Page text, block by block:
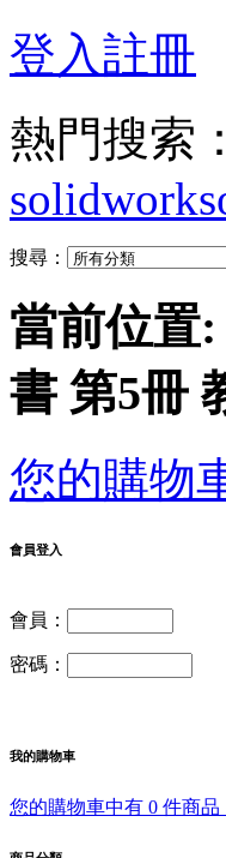
登入註冊
熱門搜索：
solidworks
搜尋：
當前位置:
書 第5冊
您的購物
會員登入
會員：
密碼：
我的購物車
您的購物車中有 0 件商品